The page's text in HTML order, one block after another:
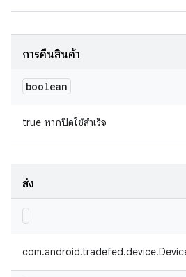
การคืนสินค้า
boolean
true หากปิดใช้สำเร็จ
ส่ง